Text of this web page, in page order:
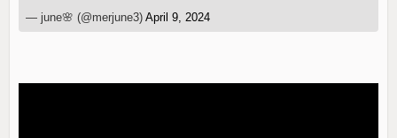
— june🌸 (@merjune3)April 9, 2024